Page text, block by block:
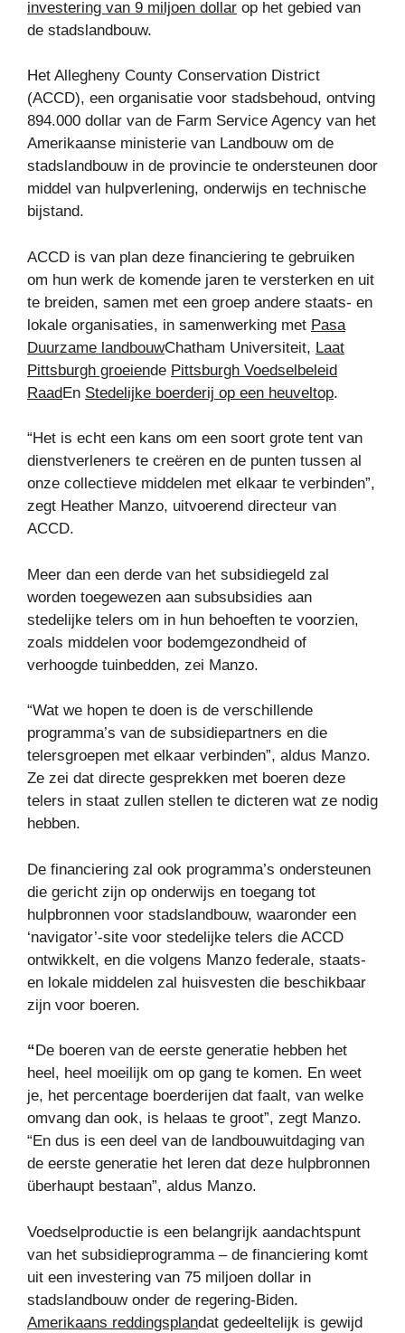
investering van 9 miljoen dollar op het gebied van
de stadslandbouw.
Het Allegheny County Conservation District
(ACCD), een organisatie voor stadsbehoud, ontving
894.000 dollar van de Farm Service Agency van het
Amerikaanse ministerie van Landbouw om de
stadslandbouw in de provincie te ondersteunen door
middel van hulpverlening, onderwijs en technische
bijstand.
ACCD is van plan deze financiering te gebruiken
om hun werk de komende jaren te versterken en uit
te breiden, samen met een groep andere staats- en
lokale organisaties, in samenwerking met Pasa
Duurzame landbouwChatham Universiteit, Laat
Pittsburgh groeiende Pittsburgh Voedselbeleid
RaadEn Stedelijke boerderij op een heuveltop.
“Het is echt een kans om een ​​soort grote tent van
dienstverleners te creëren en de punten tussen al
onze collectieve middelen met elkaar te verbinden”,
zegt Heather Manzo, uitvoerend directeur van
ACCD.
Meer dan een derde van het subsidiegeld zal
worden toegewezen aan subsubsidies aan
stedelijke telers om in hun behoeften te voorzien,
zoals middelen voor bodemgezondheid of
verhoogde tuinbedden, zei Manzo.
“Wat we hopen te doen is de verschillende
programma’s van de subsidiepartners en die
telersgroepen met elkaar verbinden”, aldus Manzo.
Ze zei dat directe gesprekken met boeren deze
telers in staat zullen stellen te dicteren wat ze nodig
hebben.
De financiering zal ook programma’s ondersteunen
die gericht zijn op onderwijs en toegang tot
hulpbronnen voor stadslandbouw, waaronder een
‘navigator’-site voor stedelijke telers die ACCD
ontwikkelt, en die volgens Manzo federale, staats-
en lokale middelen zal huisvesten die beschikbaar
zijn voor boeren.
“ De boeren van de eerste generatie hebben het
heel, heel moeilijk om op gang te komen. En weet
je, het percentage boerderijen dat faalt, van welke
omvang dan ook, is helaas te groot”, zegt Manzo.
“En dus is een deel van de landbouwuitdaging van
de eerste generatie het leren dat deze hulpbronnen
überhaupt bestaan”, aldus Manzo.
Voedselproductie is een belangrijk aandachtspunt
van het subsidieprogramma – de financiering komt
uit een investering van 75 miljoen dollar in
stadslandbouw onder de regering-Biden.
Amerikaans reddingsplandat gedeeltelijk is gewijd